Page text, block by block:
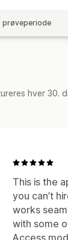
prøveperiode
hver 30.
This is the
you can’t
works
with some
Access